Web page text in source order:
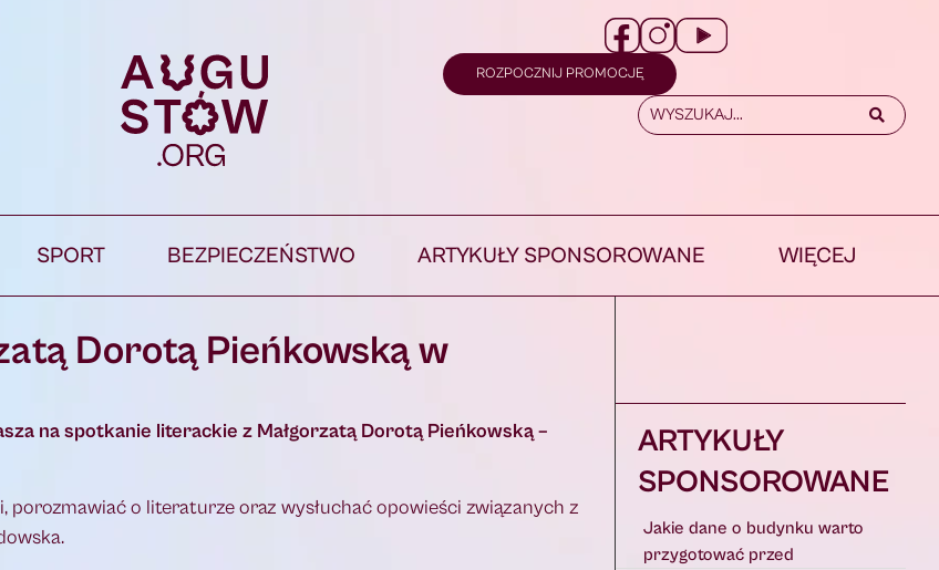
ROZPOCZNIJ PROMOCJĘ
SPORT BEZPIECZEŃSTWO ARTYKUŁY SPONSOROWANE WIĘCEJ
Dorotą Pieńkowską w
na spotkanie literackie z Małgorzatą Dorotą Pieńkowską –
o literaturze oraz wysłuchać opowieści związanych z
ARTYKUŁY
SPONSOROWANE
Jakie dane o budynku warto
przygotować przed